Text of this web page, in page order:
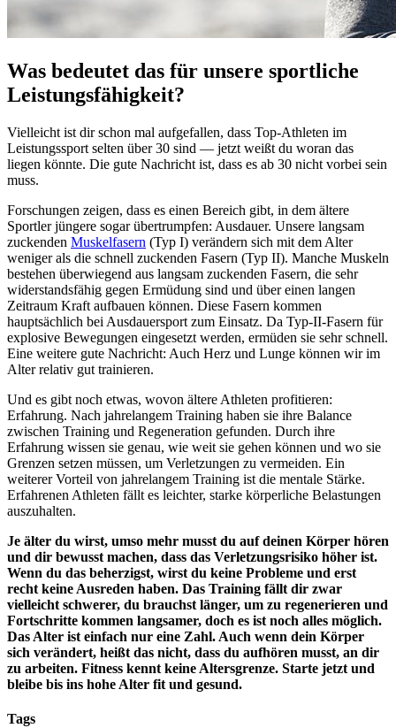
Was bedeutet das für unsere sportliche
Leistungsfähigkeit?
Vielleicht ist dir schon mal aufgefallen, dass Top-Athleten im
Leistungssport selten über 30 sind — jetzt weißt du woran das
liegen könnte. Die gute Nachricht ist, dass es ab 30 nicht vorbei sein
muss.
Forschungen zeigen, dass es einen Bereich gibt, in dem ältere
Sportler jüngere sogar übertrumpfen: Ausdauer. Unsere langsam
zuckenden Muskelfasern (Typ I) verändern sich mit dem Alter
weniger als die schnell zuckenden Fasern (Typ II). Manche Muskeln
bestehen überwiegend aus langsam zuckenden Fasern, die sehr
widerstandsfähig gegen Ermüdung sind und über einen langen
Zeitraum Kraft aufbauen können. Diese Fasern kommen
hauptsächlich bei Ausdauersport zum Einsatz. Da Typ-II-Fasern für
explosive Bewegungen eingesetzt werden, ermüden sie sehr schnell.
Eine weitere gute Nachricht: Auch Herz und Lunge können wir im
Alter relativ gut trainieren.
Und es gibt noch etwas, wovon ältere Athleten profitieren:
Erfahrung. Nach jahrelangem Training haben sie ihre Balance
zwischen Training und Regeneration gefunden. Durch ihre
Erfahrung wissen sie genau, wie weit sie gehen können und wo sie
Grenzen setzen müssen, um Verletzungen zu vermeiden. Ein
weiterer Vorteil von jahrelangem Training ist die mentale Stärke.
Erfahrenen Athleten fällt es leichter, starke körperliche Belastungen
auszuhalten.
Je älter du wirst, umso mehr musst du auf deinen Körper hören
und dir bewusst machen, dass das Verletzungsrisiko höher ist.
Wenn du das beherzigst, wirst du keine Probleme und erst
recht keine Ausreden haben. Das Training fällt dir zwar
vielleicht schwerer, du brauchst länger, um zu regenerieren und
Fortschritte kommen langsamer, doch es ist noch alles möglich.
Das Alter ist einfach nur eine Zahl. Auch wenn dein Körper
sich verändert, heißt das nicht, dass du aufhören musst, an dir
zu arbeiten. Fitness kennt keine Altersgrenze. Starte jetzt und
bleibe bis ins hohe Alter fit und gesund.
Tags